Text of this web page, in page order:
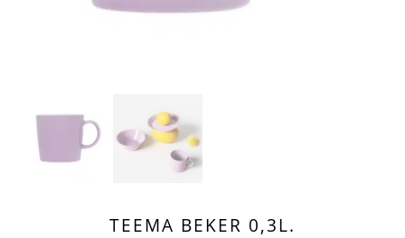
TEEMA BEKER 0,3L.